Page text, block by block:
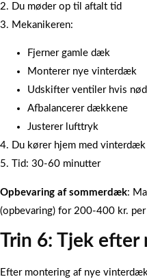
2. Du møder op til aftalt tid
3. Mekanikeren:
Fjerner gamle dæk
Monterer nye vinterdæk
Udskifter ventiler hvis
Afbalancerer dækkene
Justerer lufttryk
4. Du kører hjem med
5. Tid: 30-60 minutter
Opbevaring af sommerdæk:
(opbevaring) for 200-400 kr.
Trin 6: Tjek efter
Efter montering af nye